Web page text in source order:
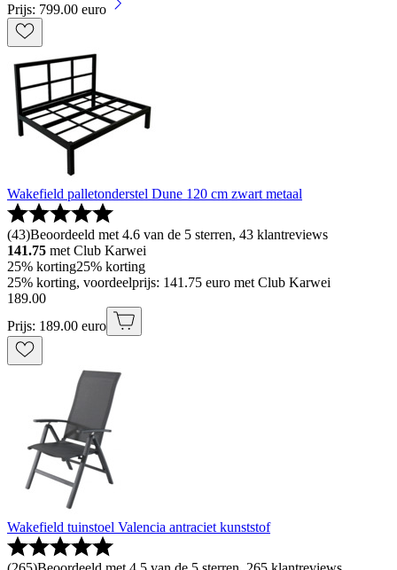
Prijs: 799.00 euro
Wakefield palletonderstel Dune 120 cm zwart metaal
(43)Beoordeeld met 4.6 van de 5 sterren, 43 klantreviews
141.75 met Club Karwei
25% korting25% korting
25% korting, voordeelprijs: 141.75 euro met Club Karwei
189.00
Prijs: 189.00 euro
Wakefield tuinstoel Valencia antraciet kunststof